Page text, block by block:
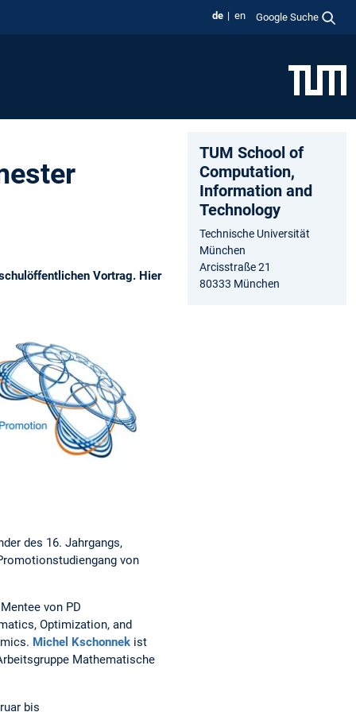
de en Google Suche
Vortrag. Hier
des 16. Jahrgangs,
von
von PD
Optimization, and
Michel Kschonnek ist
Mathematische
bis
TUM School of
Computation,
Information and
Technology
Technische Universität
München
Arcisstraße 21
80333 München